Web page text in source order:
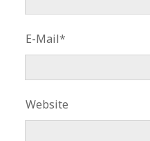
E-Mail*
Website